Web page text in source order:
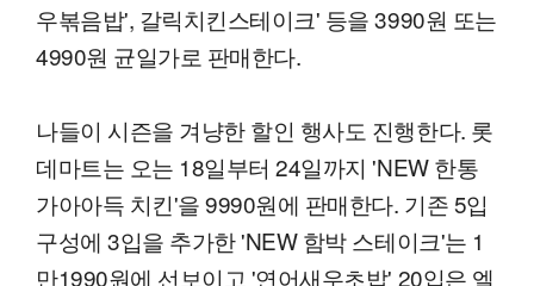
우볶음밥', 갈릭치킨스테이크' 등을 3990원 또는
4990원 균일가로 판매한다.
나들이 시즌을 겨냥한 할인 행사도 진행한다. 롯
데마트는 오는 18일부터 24일까지 'NEW 한통
가아아득 치킨'을 9990원에 판매한다. 기존 5입
구성에 3입을 추가한 'NEW 함박 스테이크'는 1
만1990원에 선보이고 '연어새우초밥' 20입은 엘